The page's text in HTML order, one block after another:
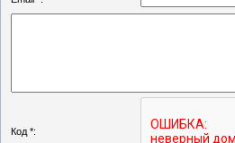
Код *: